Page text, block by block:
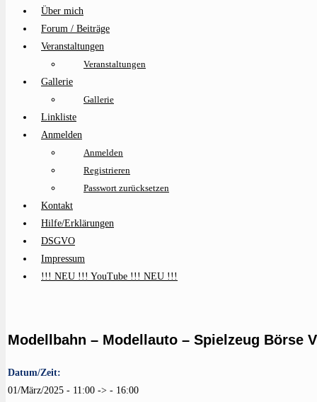
Über mich
Forum / Beiträge
Veranstaltungen
Veranstaltungen
Gallerie
Gallerie
Linkliste
Anmelden
Anmelden
Registrieren
Passwort zurücksetzen
Kontakt
Hilfe/Erklärungen
DSGVO
Impressum
!!! NEU !!! YouTube !!! NEU !!!
Modellbahn – Modellauto – Spielzeug Börse
Datum/Zeit:
01/März/2025 - 11:00 -> - 16:00